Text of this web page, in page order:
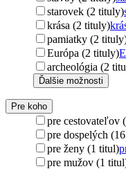
starovek (2 tituly)
krása (2 tituly)
pamiatky (2
Európa (2 tituly)
archeológia (2
Ďalšie možnosti
Pre koho
pre cestovateľov
pre dospelých
pre ženy (1 titul)
pre mužov (1